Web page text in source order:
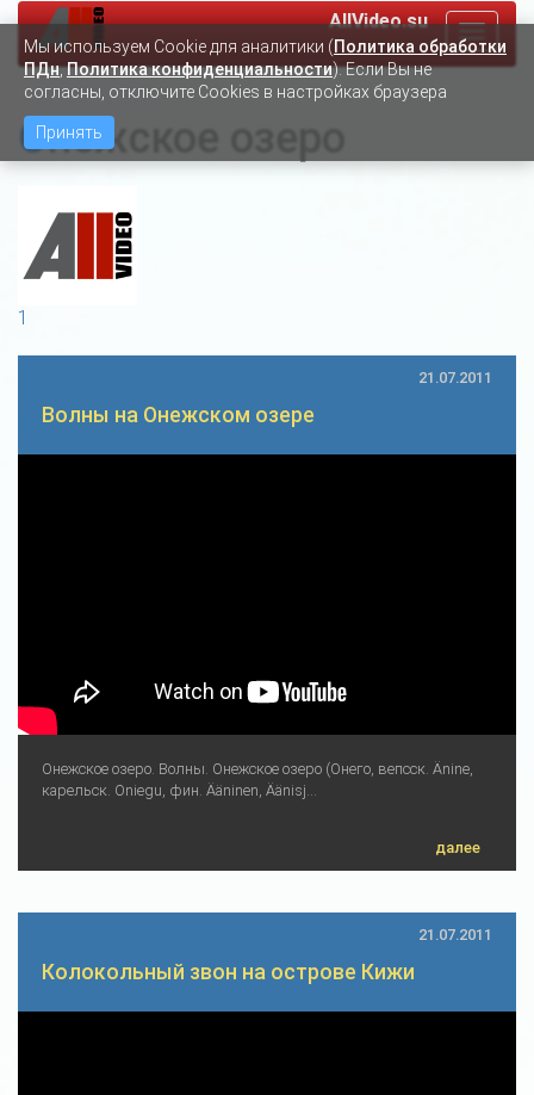
AllVideo.su
Онежское озеро
1
21.07.2011
Волны на Онежском озере
Онежское озеро. Волны. Онежское озеро (Онего, вепсск. Änine,
карельск. Oniegu, фин. Ääninen, Äänisj...
далее
21.07.2011
Колокольный звон на острове Кижи
Мы используем Сookie для аналитики (Политика обработки
ПДн,Политика конфиденциальности). Если Вы не
согласны, отключите Cookies в настройках браузера
Принять